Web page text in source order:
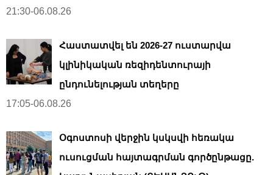
21:30-06.08.26
Հաստատվել են 2026-27 ուստարվա
կլինիկական ռեզիդենտուրայի
ընդունելության տեղերը
17:05-06.08.26
Օգոստոսի վերջին կսկսվի հեռակա
ուսուցման հայտագրման գործընթացը.